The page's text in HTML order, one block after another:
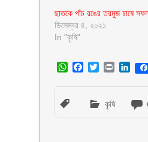
ছাতকে পাঁচ রঙের তরমুজ চাষে
ডিসেম্বর ৪, ২০২১
In "কৃষি"
WhatsApp
Facebook
Twitter
Print
কৃষি